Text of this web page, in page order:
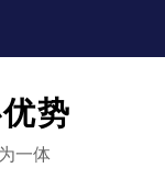
势
一体